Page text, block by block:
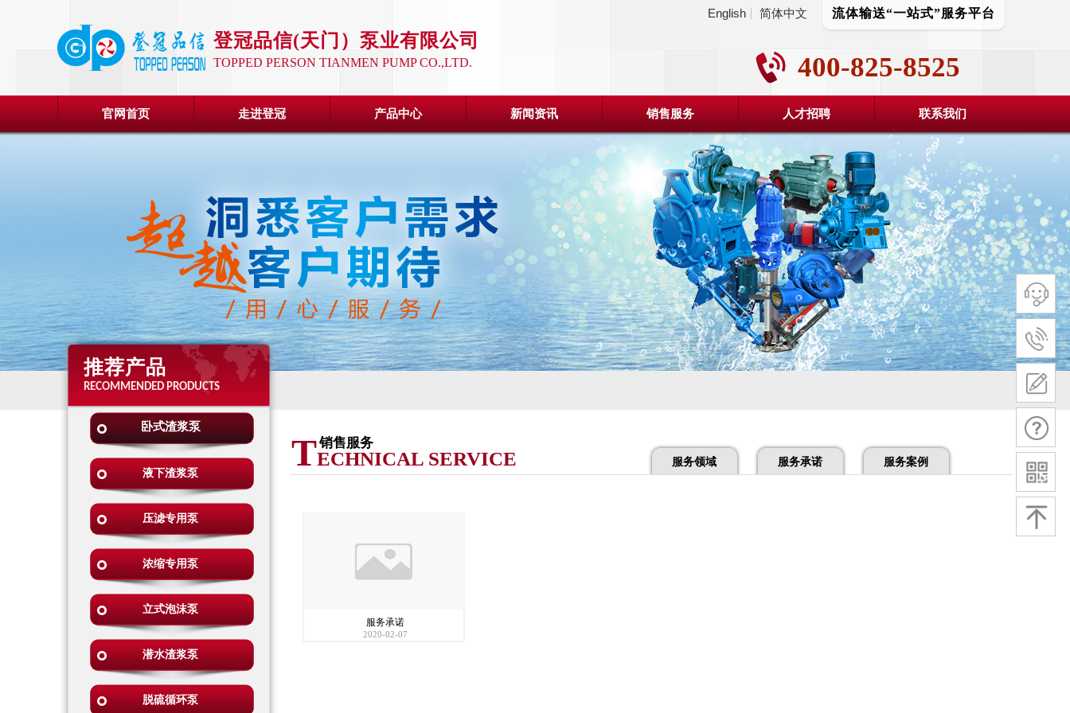
流体输送“一站式”服务平台
English 简体中文
400-825-8525
登冠品信(天门）泵业有限公司
TOPPED PERSON TIANMEN PUMP CO.,LTD.
官网首页 走进登冠 产品中心 新闻资讯 销售服务 人才招聘 联系我们
卧式渣浆泵
液下渣浆泵
压滤专用泵
浓缩专用泵
立式泡沫泵
潜水渣浆泵
脱硫循环泵
推荐产品
RECOMMENDED PRODUCTS
TECHNICAL SERVICE
销售服务
服务领域 服务承诺 服务案例
服务承诺
2020-02-07